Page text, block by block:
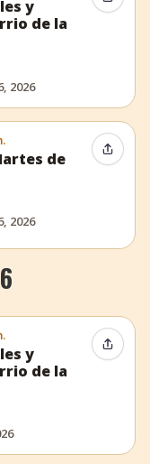
y
de la
2026
de
2026
y
de la